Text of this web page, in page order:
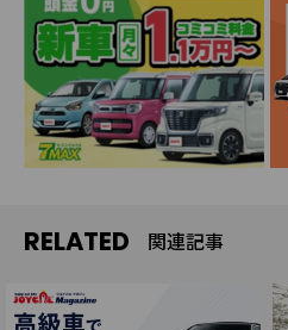
RELATED 関連記事